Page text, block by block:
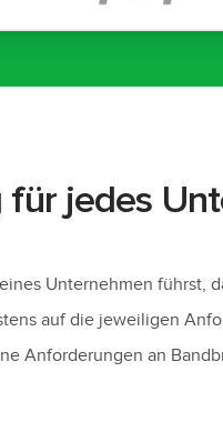
jedes
Unternehmen führst,
auf die jeweiligen
Anforderungen an